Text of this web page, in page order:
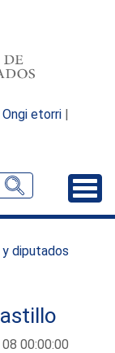
Ongi etorri |
diputados
00:00:00